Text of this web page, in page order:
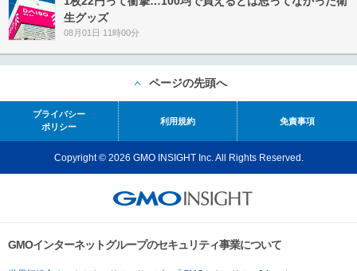
生グッズ
08月01日 11時00分
ページの先頭へ
プライバシー
ポリシー
利用規約 免責事項
Copyright © 2026 GMO INSIGHT Inc. All Rights Reserved.
GMOインターネットグループのセキュリティ事業について